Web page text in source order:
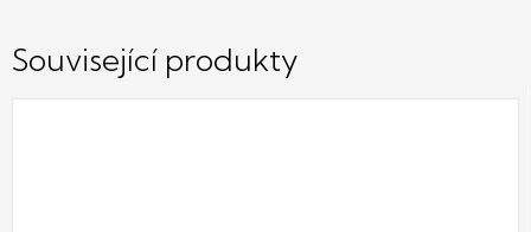
Související produkty